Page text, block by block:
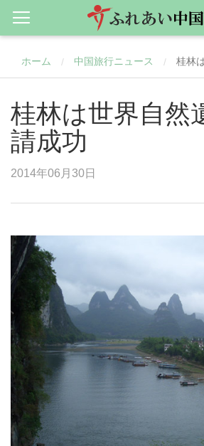
ホーム / 中国旅行ニュース / 桂林
桂林は世界自然
請成功
2014年06月30日